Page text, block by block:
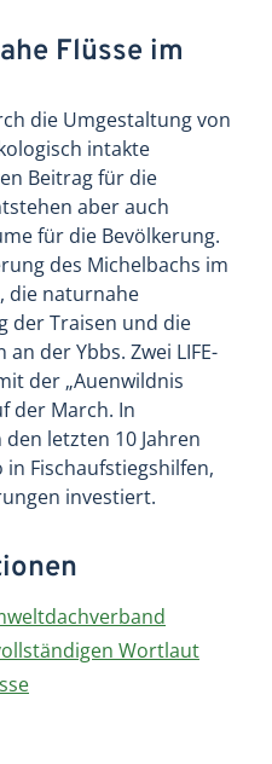
Flüsse im
die Umgestaltung von
intakte
Beitrag für die
aber auch
für die Bevölkerung.
des Michelbachs im
die naturnahe
der Traisen und die
der Ybbs. Zwei LIFE-
der „Auenwildnis
der March. In
letzten 10 Jahren
Fischaufstiegshilfen,
investiert.
Wortlaut